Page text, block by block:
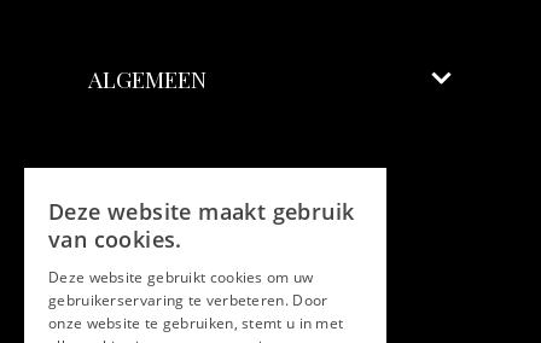
ALGEMEEN
Facebook
Twitter
Deze website maakt gebruik
van cookies.
Deze website gebruikt cookies om uw
gebruikerservaring te verbeteren. Door
onze website te gebruiken, stemt u in met